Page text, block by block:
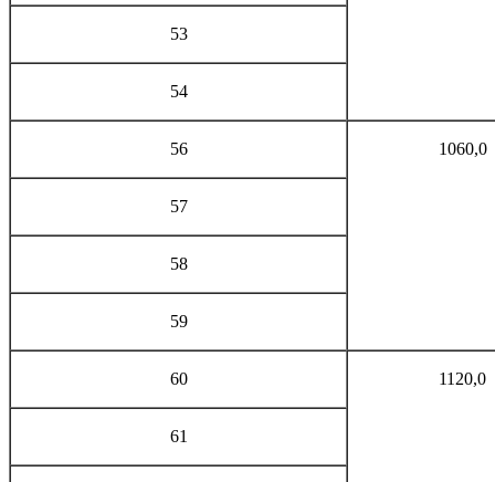
53
54
56 1060,0
57
58
59
60 1120,0
61